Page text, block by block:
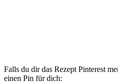
Falls du dir das Rezept Pinterest
einen Pin für dich: